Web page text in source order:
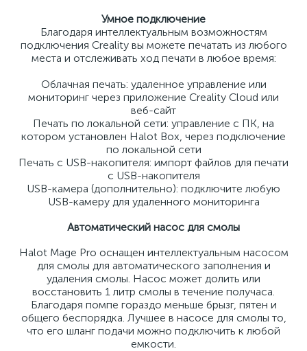
Умное подключение
Благодаря интеллектуальным возможностям
подключения Creality вы можете печатать из любого
места и отслеживать ход печати в любое время:
Облачная печать: удаленное управление или
мониторинг через приложение Creality Cloud или
веб-сайт
Печать по локальной сети: управление с ПК, на
котором установлен Halot Box, через подключение
по локальной сети
Печать с USB-накопителя: импорт файлов для печати
с USB-накопителя
USB-камера (дополнительно): подключите любую
USB-камеру для удаленного мониторинга
Автоматический насос для смолы
Halot Mage Pro оснащен интеллектуальным насосом
для смолы для автоматического заполнения и
удаления смолы. Насос может долить или
восстановить 1 литр смолы в течение получаса.
Благодаря помпе гораздо меньше брызг, пятен и
общего беспорядка. Лучшее в насосе для смолы то,
что его шланг подачи можно подключить к любой
емкости.